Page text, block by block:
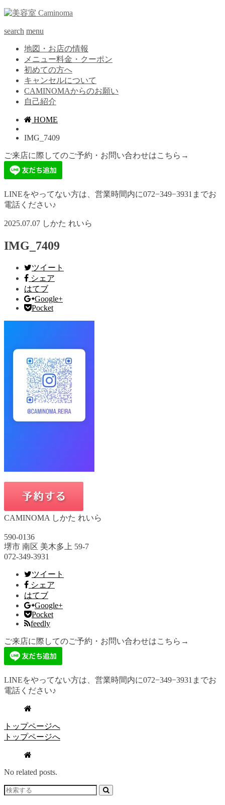
search menu
地図・お店の情報
メニュー料金・クーポン
初めての方へ
キャンセルについて
CAMINOMAからのお願い
自己紹介
HOME
IMG_7409
ご来店に際してのご予約・お問い合わせはこちら→
LINEをやってない方は、営業時間内に072−349−3931までお
電話ください♪
2025.07.07 しかた れいら
IMG_7409
ツイート
シェア
はてブ
Google+
Pocket
CAMINOMA しかた れいら
590-0136
堺市 南区 美木多上 59-7
072-349-3931
ツイート
シェア
はてブ
Google+
Pocket
feedly
ご来店に際してのご予約・お問い合わせはこちら→
LINEをやってない方は、営業時間内に072−349−3931までお
電話ください♪
トップページへ
トップページへ
No related posts.